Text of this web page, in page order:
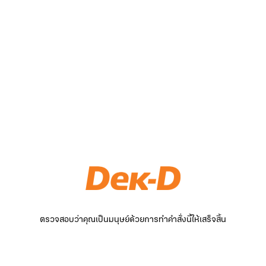
ตรวจสอบว่าคุณเป็นมนุษย์ด้วยการทำคำสั่งนี้ให้เสร็จสิ้น